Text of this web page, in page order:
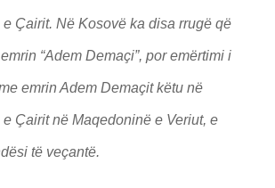
Çairit. Në Kosovë ka disa rrugë që
“Adem Demaçi”, por emërtimi i
emrin Adem Demaçit këtu në
Çairit në Maqedoninë e Veriut, e
të veçantë.